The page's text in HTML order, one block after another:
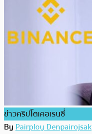
ข่าวคริปโตเคอเรนซี่
ByPairploy Denpairojsak